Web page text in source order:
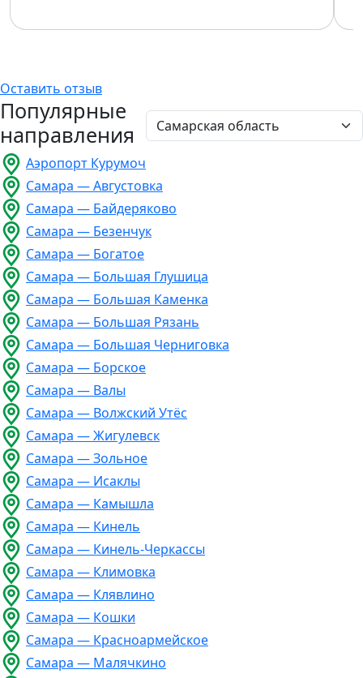
Оставить отзыв
Популярные
направления
Аэропорт Курумоч
Самара — Августовка
Самара — Байдеряково
Самара — Безенчук
Самара — Богатое
Самара — Большая Глушица
Самара — Большая Каменка
Самара — Большая Рязань
Самара — Большая Черниговка
Самара — Борское
Самара — Валы
Самара — Волжский Утёс
Самара — Жигулевск
Самара — Зольное
Самара — Исаклы
Самара — Камышла
Самара — Кинель
Самара — Кинель-Черкассы
Самара — Климовка
Самара — Клявлино
Самара — Кошки
Самара — Красноармейское
Самара — Малячкино